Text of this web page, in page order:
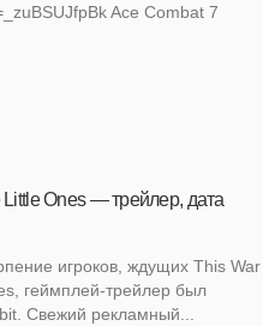
Ace Combat 7
Ones — трейлер, дата
игроков, ждущих This War
геймплей-трейлер был
Свежий рекламный...